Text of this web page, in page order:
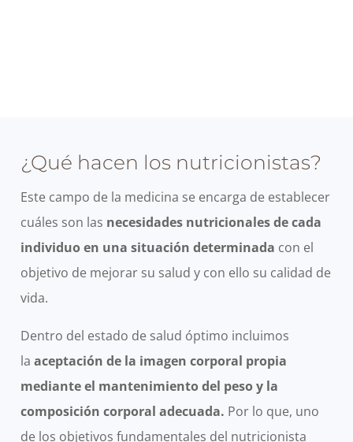
¿Qué hacen los nutricionistas?
Este campo de la medicina se encarga de establecer
cuáles son las necesidades nutricionales de cada
individuo en una situación determinada con el
objetivo de mejorar su salud y con ello su calidad de
vida.
Dentro del estado de salud óptimo incluimos
la aceptación de la imagen corporal propia
mediante el mantenimiento del peso y la
composición corporal adecuada. Por lo que, uno
de los objetivos fundamentales del nutricionista